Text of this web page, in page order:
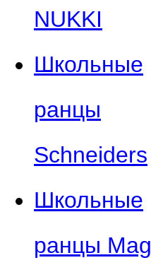
NUKKI
Школьные
ранцы
Schneiders
Школьные
ранцы Mag